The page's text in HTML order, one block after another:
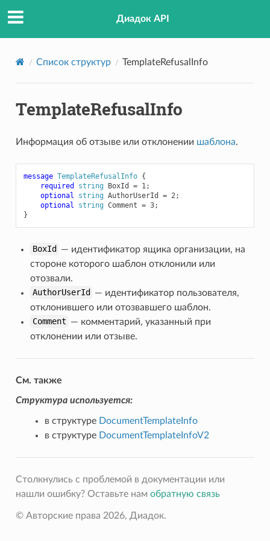
Диадок API
Список структур TemplateRefusalInfo
TemplateRefusalInfo
Информация об отзыве или отклонении шаблона.
message TemplateRefusalInfo {
required
string BoxId = 1;
optional
string AuthorUserId = 2;
optional
string Comment = 3;
}
BoxId
— идентификатор ящика организации, на
стороне которого шаблон отклонили или
отозвали.
AuthorUserId
— идентификатор пользователя,
отклонившего или отозвавшего шаблон.
Comment — комментарий, указанный при
отклонении или отзыве.
См. также
Структура используется:
в структуре DocumentTemplateInfo
в структуре DocumentTemplateInfoV2
Столкнулись с проблемой в документации или
нашли ошибку? Оставьте нам обратную связь
© Авторские права 2026, Диадок.